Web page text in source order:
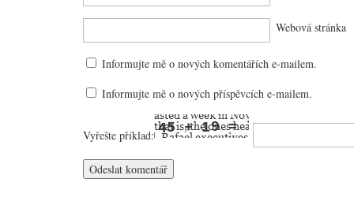
Webová stránka
Informujte mě o nových komentářích e-mailem.
Informujte mě o nových příspěvcích e-mailem.
Vyřešte příklad: